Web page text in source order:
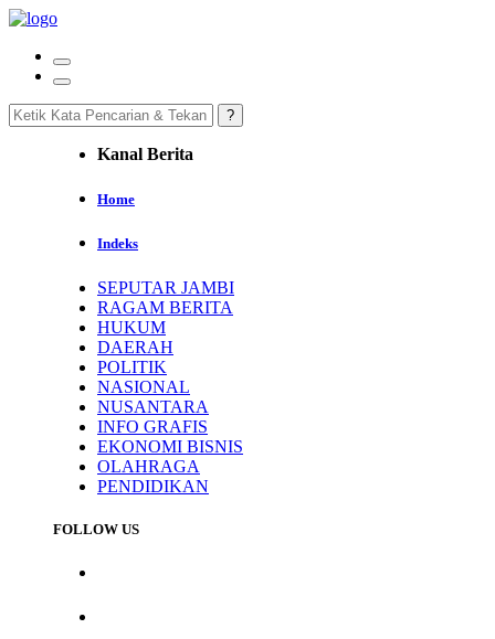
Kanal Berita
Home
Indeks
SEPUTAR JAMBI
RAGAM BERITA
HUKUM
DAERAH
POLITIK
NASIONAL
NUSANTARA
INFO GRAFIS
EKONOMI BISNIS
OLAHRAGA
PENDIDIKAN
FOLLOW US